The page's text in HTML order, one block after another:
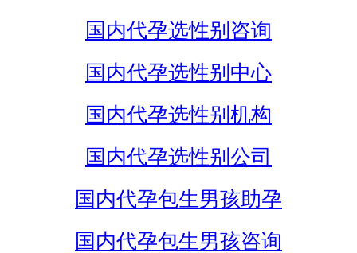
国内代孕选性别咨询
国内代孕选性别中心
国内代孕选性别机构
国内代孕选性别公司
国内代孕包生男孩助孕
国内代孕包生男孩咨询